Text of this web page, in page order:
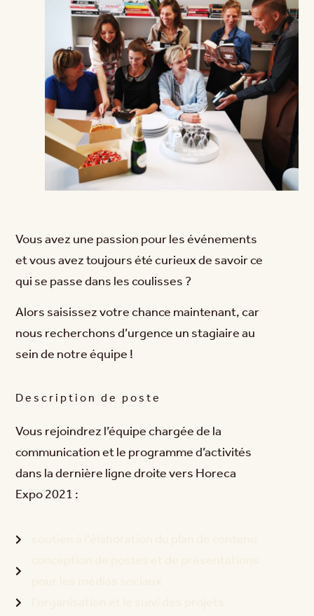
Vous avez une passion pour les événements
et vous avez toujours été curieux de savoir ce
qui se passe dans les coulisses ?
Alors saisissez votre chance maintenant, car
nous recherchons d’urgence un stagiaire au
sein de notre équipe !
Description de poste
Vous rejoindrez l’équipe chargée de la
communication et le programme d’activités
dans la dernière ligne droite vers Horeca
Expo 2021 :